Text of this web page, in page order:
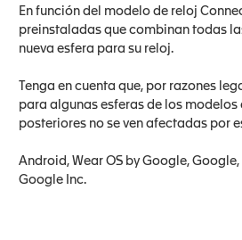
En función del modelo de reloj
preinstaladas que combinan todas
nueva esfera para su reloj.
Tenga en cuenta que, por razones
para algunas esferas de los modelos
posteriores no se ven afectadas por
Android, Wear OS by Google,
Google Inc.